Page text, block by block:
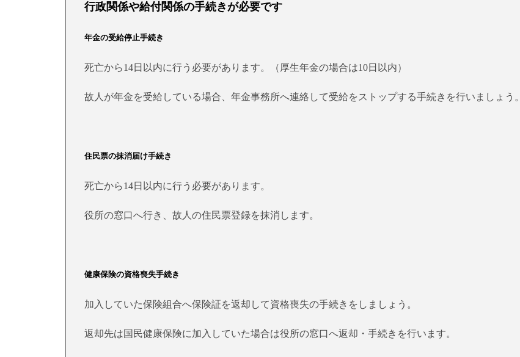
行政関係や給付関係の手続きが必要です
年金の受給停止手続き
死亡から14日以内に行う必要があります。（厚生年金の場合は10日以内）
故人が年金を受給している場合、年金事務所へ連絡して受給をストップする手続きを行いましょう。
住民票の抹消届け手続き
死亡から14日以内に行う必要があります。
役所の窓口へ行き、故人の住民票登録を抹消します。
健康保険の資格喪失手続き
加入していた保険組合へ保険証を返却して資格喪失の手続きをしましょう。
返却先は国民健康保険に加入していた場合は役所の窓口へ返却・手続きを行います。